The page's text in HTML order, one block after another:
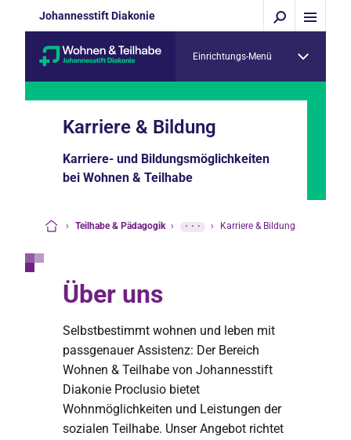
Johannesstift Diakonie
Einrichtungs-Menü
Karriere & Bildung
Karriere- und Bildungsmöglichkeiten
bei Wohnen & Teilhabe
› Teilhabe & Pädagogik › ··· › Karriere & Bildung
Über uns
Selbstbestimmt wohnen und leben mit
passgenauer Assistenz: Der Bereich
Wohnen & Teilhabe von Johannesstift
Diakonie Proclusio bietet
Wohnmöglichkeiten und Leistungen der
sozialen Teilhabe. Unser Angebot richtet